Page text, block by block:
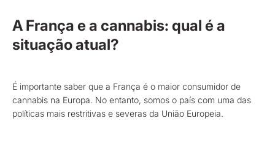
A França e a cannabis: qual é a
situação atual?
É importante saber que a França é o maior consumidor de
cannabis na Europa. No entanto, somos o país com uma das
políticas mais restritivas e severas da União Europeia.